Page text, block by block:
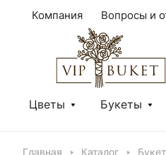
Компания Вопросы и
Цветы Букеты
Главная Каталог